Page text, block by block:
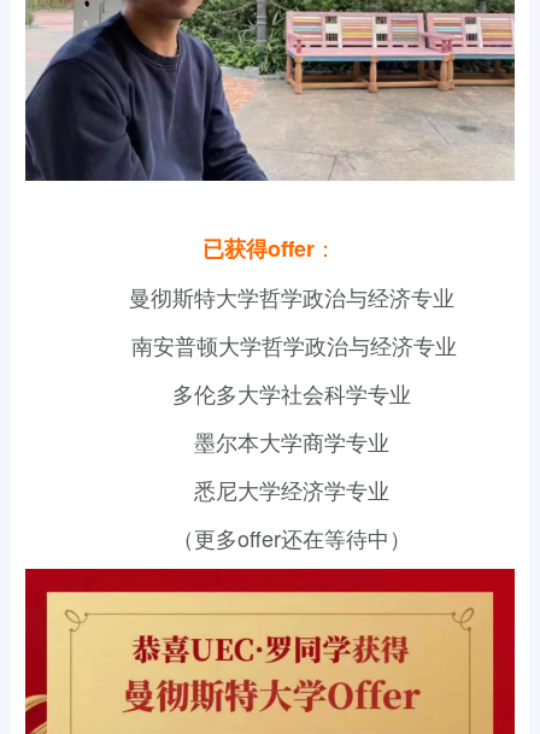
已获得offer ：
曼彻斯特大学哲学政治与经济专业
南安普顿大学哲学政治与经济专业
多伦多大学社会科学专业
墨尔本大学商学专业
悉尼大学经济学专业‍‍‍‍‍‍‍
（更多offer还在等待中）